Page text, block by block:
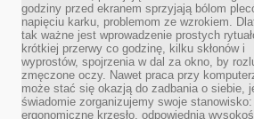
godziny przed ekranem sprzyjają bólom
napięciu karku, problemom ze wzrokiem.
tak ważne jest wprowadzenie prostych
krótkiej przerwy co godzinę, kilku skłonów i
wyprostów, spojrzenia w dal za okno, by
zmęczone oczy. Nawet praca przy
może stać się okazją do zadbania o siebie,
świadomie zorganizujemy swoje stanowisko:
ergonomiczne krzesło, odpowiednia